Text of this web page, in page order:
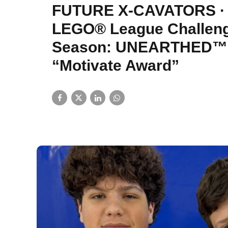
FUTURE X-CAVATORS
LEGO® League
Season:
“Motivate Award”